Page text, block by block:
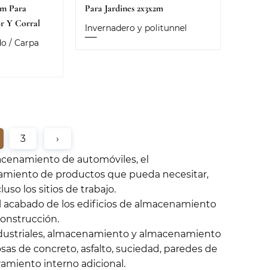
Para
Y Corral
/ Carpa
Para Jardines 2x3x2m
Invernadero y politunnel
3
›
de automóviles, el
de productos que pueda necesitar,
los sitios de trabajo.
de los edificios de almacenamiento
almacenamiento y almacenamiento
de concreto, asfalto, suciedad, paredes de
interno adicional.